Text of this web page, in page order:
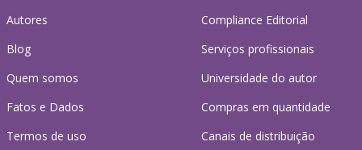
Autores
Blog
Quem somos
Fatos e Dados
Termos de uso
Compliance Editorial
Serviços profissionais
Universidade do autor
Compras em quantidade
Canais de distribuição